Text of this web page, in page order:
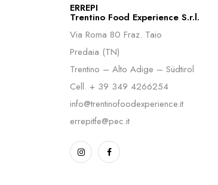
ERREPI
Trentino Food Experience S.r.l.
Via Roma 80 Fraz. Taio
Predaia (TN)
Trentino – Alto Adige – Südtirol
Cell. + 39 349 4266254
info@trentinofoodexperience.it
errepitfe@pec.it